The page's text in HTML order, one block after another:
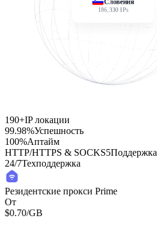
Словения
186,330IPs
190+IP локации
99.98%Успешность
100%Аптайм
HTTP/HTTPS & SOCKS5Поддержка
24/7Техподдержка
Резидентские прокси Prime
От
$0.70/GB